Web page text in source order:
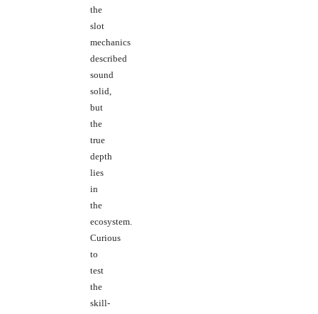
the
slot
mechanics
described
sound
solid,
but
the
true
depth
lies
in
the
ecosystem.
Curious
to
test
the
skill-